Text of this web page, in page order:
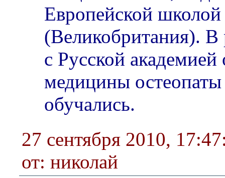
Европейской школой
(Великобритания). В
с Русской академией
медицины остеопаты
обучались.
27 сентября 2010,
от: николай